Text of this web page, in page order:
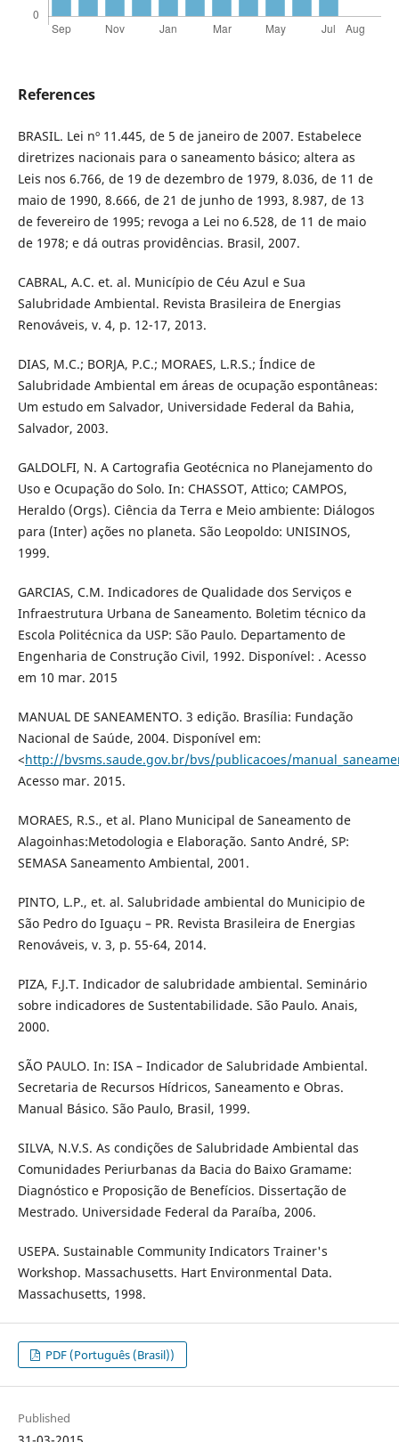
References
BRASIL. Lei nº 11.445, de 5 de janeiro de 2007. Estabelece
diretrizes nacionais para o saneamento básico; altera as
Leis nos 6.766, de 19 de dezembro de 1979, 8.036, de 11 de
maio de 1990, 8.666, de 21 de junho de 1993, 8.987, de 13
de fevereiro de 1995; revoga a Lei no 6.528, de 11 de maio
de 1978; e dá outras providências. Brasil, 2007.
CABRAL, A.C. et. al. Município de Céu Azul e Sua
Salubridade Ambiental. Revista Brasileira de Energias
Renováveis, v. 4, p. 12-17, 2013.
DIAS, M.C.; BORJA, P.C.; MORAES, L.R.S.; Índice de
Salubridade Ambiental em áreas de ocupação espontâneas:
Um estudo em Salvador, Universidade Federal da Bahia,
Salvador, 2003.
GALDOLFI, N. A Cartografia Geotécnica no Planejamento do
Uso e Ocupação do Solo. In: CHASSOT, Attico; CAMPOS,
Heraldo (Orgs). Ciência da Terra e Meio ambiente: Diálogos
para (Inter) ações no planeta. São Leopoldo: UNISINOS,
1999.
GARCIAS, C.M. Indicadores de Qualidade dos Serviços e
Infraestrutura Urbana de Saneamento. Boletim técnico da
Escola Politécnica da USP: São Paulo. Departamento de
Engenharia de Construção Civil, 1992. Disponível: . Acesso
em 10 mar. 2015
MANUAL DE SANEAMENTO. 3 edição. Brasília: Fundação
Nacional de Saúde, 2004. Disponível em:
<http://bvsms.saude.gov.br/bvs/publicacoes/
Acesso mar. 2015.
MORAES, R.S., et al. Plano Municipal de Saneamento de
Alagoinhas:Metodologia e Elaboração. Santo André, SP:
SEMASA Saneamento Ambiental, 2001.
PINTO, L.P., et. al. Salubridade ambiental do Municipio de
São Pedro do Iguaçu – PR. Revista Brasileira de Energias
Renováveis, v. 3, p. 55-64, 2014.
PIZA, F.J.T. Indicador de salubridade ambiental. Seminário
sobre indicadores de Sustentabilidade. São Paulo. Anais,
2000.
SÃO PAULO. In: ISA – Indicador de Salubridade Ambiental.
Secretaria de Recursos Hídricos, Saneamento e Obras.
Manual Básico. São Paulo, Brasil, 1999.
SILVA, N.V.S. As condições de Salubridade Ambiental das
Comunidades Periurbanas da Bacia do Baixo Gramame:
Diagnóstico e Proposição de Benefícios. Dissertação de
Mestrado. Universidade Federal da Paraíba, 2006.
USEPA. Sustainable Community Indicators Trainer's
Workshop. Massachusetts. Hart Environmental Data.
Massachusetts, 1998.
PDF (Português (Brasil))
Published